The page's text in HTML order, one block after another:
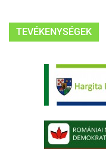
TEVÉKENYSÉGEK